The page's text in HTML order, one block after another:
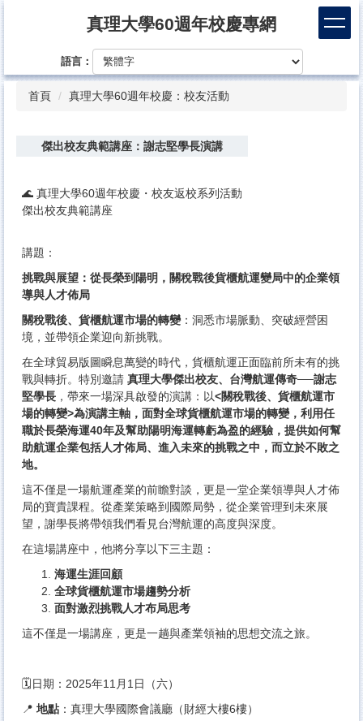
內
真理大學60週年校慶專網
語言：
首頁 真理大學60週年校慶：校友活動
傑出校友典範講座：謝志堅學長演講
🌊 真理大學60週年校慶・校友返校系列活動
傑出校友典範講座
講題：
挑戰與展望：從長榮到陽明，關稅戰後貨櫃航運變局中的企業領
導與人才佈局
關稅戰後、貨櫃航運市場的轉變：洞悉市場脈動、突破經營困
境，並帶領企業迎向新挑戰。
在全球貿易版圖瞬息萬變的時代，貨櫃航運正面臨前所未有的挑
戰與轉折。特別邀請 真理大學傑出校友、台灣航運傳奇──謝志
堅學長 ，帶來一場深具啟發的演講：以<關稅戰後、貨櫃航運市
場的轉變>為演講主軸， 面對全球貨櫃航運市場的轉變，利用任
職於長榮海運40年及幫助陽明海運轉虧為盈的經驗，提供如何幫
助航運企業包括人才佈局、進入未來的挑戰之中，而立於不敗之
地。
這不僅是一場航運產業的前瞻對談，更是一堂企業領導與人才佈
局的寶貴課程。從產業策略到國際局勢，從企業管理到未來展
望，謝學長將帶領我們看見台灣航運的高度與深度。
在這場講座中，他將分享以下三主題：
海運生涯回顧
全球貨櫃航運市場趨勢分析
面對激烈挑戰人才布局思考
這不僅是一場講座，更是一趟與產業領袖的思想交流之旅。
🗓日期：2025年11月1日（六）
📍 地點 ：真理大學國際會議廳（財經大樓6樓）